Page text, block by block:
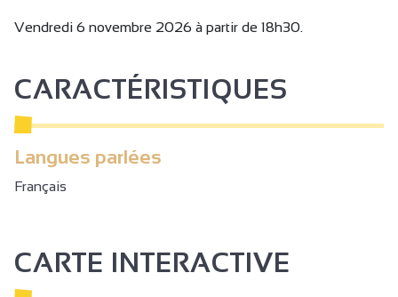
Vendredi 6 novembre 2026 à partir de 18h30.
CARACTÉRISTIQUES
Langues parlées
Français
CARTE INTERACTIVE